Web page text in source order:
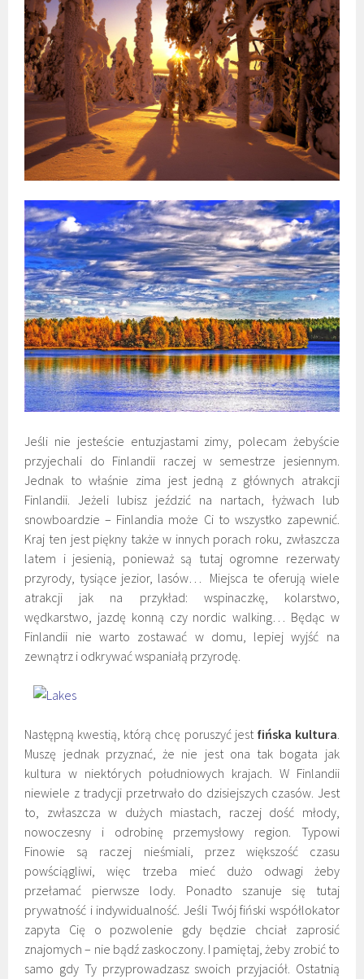
Jeśli nie jesteście entuzjastami zimy, polecam żebyście
przyjechali do Finlandii raczej w semestrze jesiennym.
Jednak to właśnie zima jest jedną z głównych atrakcji
Finlandii. Jeżeli lubisz jeździć na nartach, łyżwach lub
snowboardzie – Finlandia może Ci to wszystko zapewnić.
Kraj ten jest piękny także w innych porach roku, zwłaszcza
latem i jesienią, ponieważ są tutaj ogromne rezerwaty
przyrody, tysiące jezior, lasów… Miejsca te oferują wiele
atrakcji jak na przykład: wspinaczkę, kolarstwo,
wędkarstwo, jazdę konną czy nordic walking… Będąc w
Finlandii nie warto zostawać w domu, lepiej wyjść na
zewnątrz i odkrywać wspaniałą przyrodę.
Następną kwestią, którą chcę poruszyć jest fińska kultura.
Muszę jednak przyznać, że nie jest ona tak bogata jak
kultura w niektórych południowych krajach. W Finlandii
niewiele z tradycji przetrwało do dzisiejszych czasów. Jest
to, zwłaszcza w dużych miastach, raczej dość młody,
nowoczesny i odrobinę przemysłowy region. Typowi
Finowie są raczej nieśmiali, przez większość czasu
powściągliwi, więc trzeba mieć dużo odwagi żeby
przełamać pierwsze lody. Ponadto szanuje się tutaj
prywatność i indywidualność. Jeśli Twój fiński współlokator
zapyta Cię o pozwolenie gdy będzie chciał zaprosić
znajomych – nie bądź zaskoczony. I pamiętaj, żeby zrobić to
samo gdy Ty przyprowadzasz swoich przyjaciół. Ostatnią